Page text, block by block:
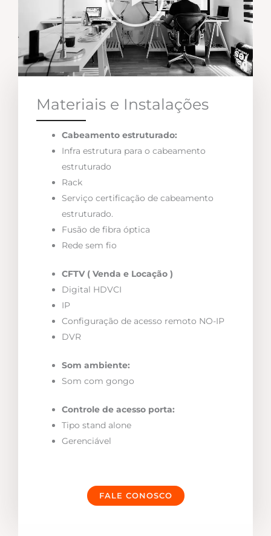
Materiais e Instalações
Cabeamento estruturado:
Infra estrutura para o cabeamento
estruturado
Rack
Serviço certificação de cabeamento
estruturado.
Fusão de fibra óptica
Rede sem fio
CFTV ( Venda e Locação )
Digital HDVCI
IP
Configuração de acesso remoto NO-IP
DVR
Som ambiente:
Som com gongo
Controle de acesso porta:
Tipo stand alone
Gerenciável
FALE CONOSCO